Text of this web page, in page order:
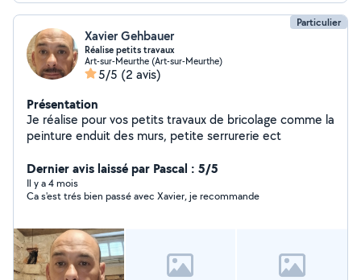
Particulier
Xavier Gehbauer
Réalise petits travaux
Art-sur-Meurthe (Art-sur-Meurthe)
5/5 (2 avis)
Présentation
Je réalise pour vos petits travaux de bricolage comme la
peinture enduit des murs, petite serrurerie ect
Dernier avis laissé par Pascal : 5/5
Il y a 4 mois
Ca s'est trés bien passé avec Xavier, je recommande